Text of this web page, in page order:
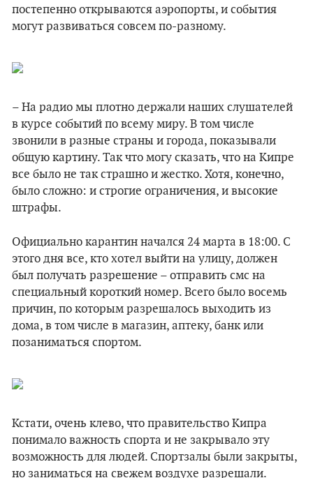
постепенно открываются аэропорты, и события
могут развиваться совсем по-разному.
– На радио мы плотно держали наших слушателей
в курсе событий по всему миру. В том числе
звонили в разные страны и города, показывали
общую картину. Так что могу сказать, что на Кипре
все было не так страшно и жестко. Хотя, конечно,
было сложно: и строгие ограничения, и высокие
штрафы.
Официально карантин начался 24 марта в 18:00. С
этого дня все, кто хотел выйти на улицу, должен
был получать разрешение – отправить смс на
специальный короткий номер. Всего было восемь
причин, по которым разрешалось выходить из
дома, в том числе в магазин, аптеку, банк или
позаниматься спортом.
Кстати, очень клево, что правительство Кипра
понимало важность спорта и не закрывало эту
возможность для людей. Спортзалы были закрыты,
но заниматься на свежем воздухе разрешали.